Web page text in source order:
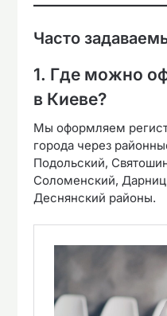
Часто
1. Где можно
в Киеве?
Мы оформляем
города через
Подольский,
Соломенский,
Деснянский районы.